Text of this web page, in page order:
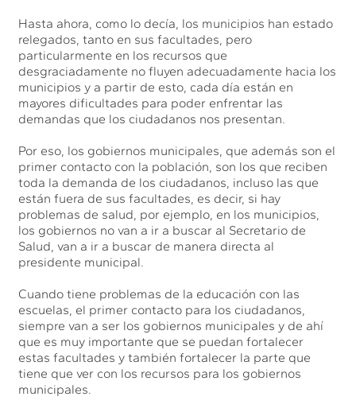
Hasta ahora, como lo decía, los municipios han estado
relegados, tanto en sus facultades, pero
particularmente en los recursos que
desgraciadamente no fluyen adecuadamente hacia los
municipios y a partir de esto, cada día están en
mayores dificultades para poder enfrentar las
demandas que los ciudadanos nos presentan.
Por eso, los gobiernos municipales, que además son el
primer contacto con la población, son los que reciben
toda la demanda de los ciudadanos, incluso las que
están fuera de sus facultades, es decir, si hay
problemas de salud, por ejemplo, en los municipios,
los gobiernos no van a ir a buscar al Secretario de
Salud, van a ir a buscar de manera directa al
presidente municipal.
Cuando tiene problemas de la educación con las
escuelas, el primer contacto para los ciudadanos,
siempre van a ser los gobiernos municipales y de ahí
que es muy importante que se puedan fortalecer
estas facultades y también fortalecer la parte que
tiene que ver con los recursos para los gobiernos
municipales.